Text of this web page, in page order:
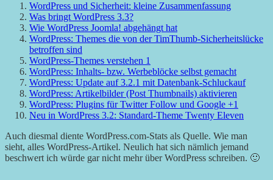
WordPress und Sicherheit: kleine Zusammenfassung
Was bringt WordPress 3.3?
Wie WordPress Joomla! abgehängt hat
WordPress: Themes die von der TimThumb-Sicherheitslücke
betroffen sind
WordPress-Themes verstehen 1
WordPress: Inhalts- bzw. Werbeblöcke selbst gemacht
WordPress: Update auf 3.2.1 mit Datenbank-Schluckauf
WordPress: Artikelbilder (Post Thumbnails) aktivieren
WordPress: Plugins für Twitter Follow und Google +1
Neu in WordPress 3.2: Standard-Theme Twenty Eleven
Auch diesmal diente WordPress.com-Stats als Quelle. Wie man
sieht, alles WordPress-Artikel. Neulich hat sich nämlich jemand
beschwert ich würde gar nicht mehr über WordPress schreiben. 🙂